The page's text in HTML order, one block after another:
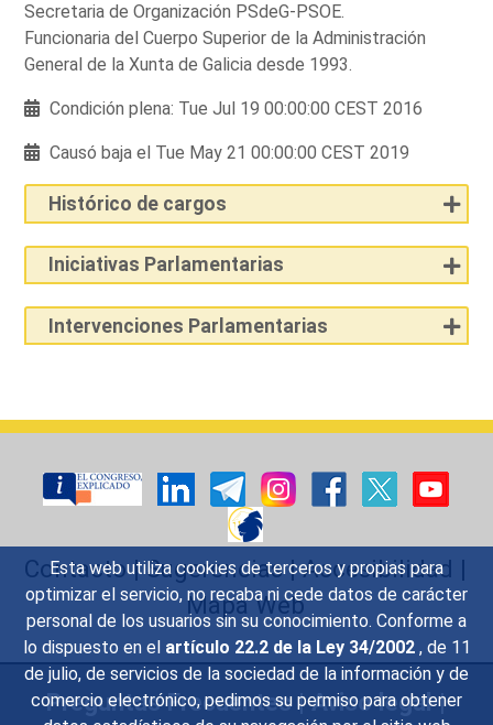
Esta web utiliza cookies de terceros y propias para
optimizar el servicio, no recaba ni cede datos de carácter
personal de los usuarios sin su conocimiento. Conforme a
lo dispuesto en el artículo 22.2 de la Ley 34/2002 , de 11
de julio, de servicios de la sociedad de la información y de
comercio electrónico, pedimos su permiso para obtener
Secretaria de Organización PSdeG-PSOE.
Funcionaria del Cuerpo Superior de la Administración
General de la Xunta de Galicia desde 1993.
Condición plena: Tue Jul 19 00:00:00 CEST 2016
Causó baja el Tue May 21 00:00:00 CEST 2019
Histórico de cargos
Iniciativas Parlamentarias
Intervenciones Parlamentarias
Contacto|Sugerencias|Accesibilidad |
Mapa Web
Preguntas Frecuentes|Aviso legal|